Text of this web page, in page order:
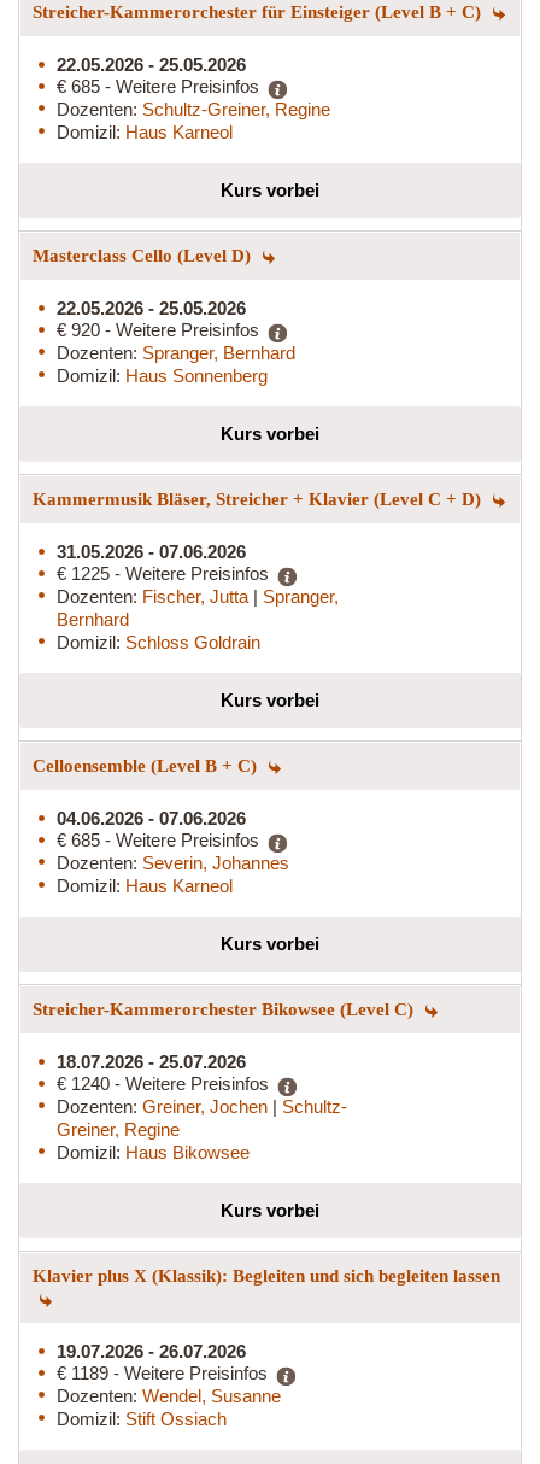
Streicher-Kammerorchester für Einsteiger (Level B + C)
22.05.2026 - 25.05.2026
€ 685 - Weitere Preisinfos
Dozenten: Schultz-Greiner, Regine
Domizil: Haus Karneol
Kurs vorbei
Masterclass Cello (Level D)
22.05.2026 - 25.05.2026
€ 920 - Weitere Preisinfos
Dozenten: Spranger, Bernhard
Domizil: Haus Sonnenberg
Kurs vorbei
Kammermusik Bläser, Streicher + Klavier (Level C + D)
31.05.2026 - 07.06.2026
€ 1225 - Weitere Preisinfos
Dozenten: Fischer, Jutta | Spranger,
Bernhard
Domizil: Schloss Goldrain
Kurs vorbei
Celloensemble (Level B + C)
04.06.2026 - 07.06.2026
€ 685 - Weitere Preisinfos
Dozenten: Severin, Johannes
Domizil: Haus Karneol
Kurs vorbei
Streicher-Kammerorchester Bikowsee (Level C)
18.07.2026 - 25.07.2026
€ 1240 - Weitere Preisinfos
Dozenten: Greiner, Jochen | Schultz-
Greiner, Regine
Domizil: Haus Bikowsee
Kurs vorbei
Klavier plus X (Klassik): Begleiten und sich begleiten lassen
19.07.2026 - 26.07.2026
€ 1189 - Weitere Preisinfos
Dozenten: Wendel, Susanne
Domizil: Stift Ossiach